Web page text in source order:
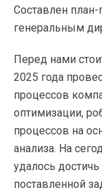
Составлен
генеральным
Перед нами
2025 года
процессов
оптимизации,
процессов на
анализа. На
удалось
поставленной